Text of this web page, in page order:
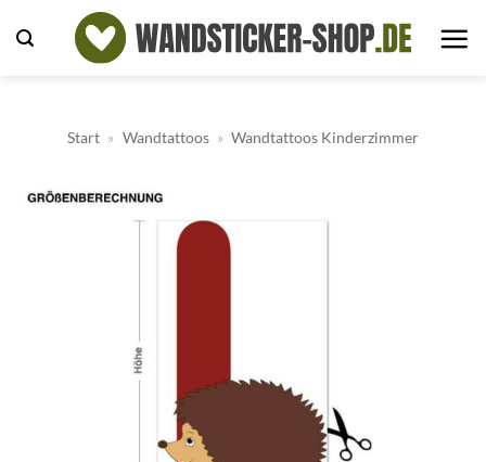
Inhalt
Start » Wandtattoos » Wandtattoos Kinderzimmer